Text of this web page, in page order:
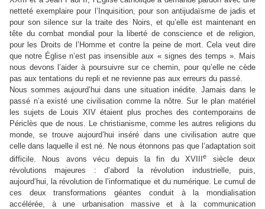
netteté exemplaire pour l’Inquisition, pour son antijudaïsme de jadis et
pour son silence sur la traite des Noirs, et qu’elle est maintenant en
tête du combat mondial pour la liberté de conscience et de religion,
pour les Droits de l’Homme et contre la peine de mort. Cela veut dire
que notre Église n’est pas insensible aux « signes des temps ». Mais
nous devons l’aider à poursuivre sur ce chemin, pour qu’elle ne cède
pas aux tentations du repli et ne revienne pas aux erreurs du passé.
Nous sommes aujourd’hui dans une situation inédite. Jamais dans le
passé n’a existé une civilisation comme la nôtre. Sur le plan matériel
les sujets de Louis XIV étaient plus proches des contemporains de
Périclès que de nous. Le christianisme, comme les autres religions du
monde, se trouve aujourd’hui inséré dans une civilisation autre que
celle dans laquelle il est né. Ne nous étonnons pas que l’adaptation soit
difficile. Nous avons vécu depuis la fin du XVIIIe
siècle deux
révolutions majeures : d’abord la révolution industrielle, puis,
aujourd’hui, la révolution de l’informatique et du numérique. Le cumul de
ces deux transformations géantes conduit à la mondialisation
accélérée, à une urbanisation massive et à la communication